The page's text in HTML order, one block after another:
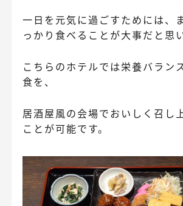
一日を元気に過ごすためには、
っかり食べることが大事だと思い
こちらのホテルでは栄養バラン
食を、
居酒屋風の会場でおいしく召し
ことが可能です。